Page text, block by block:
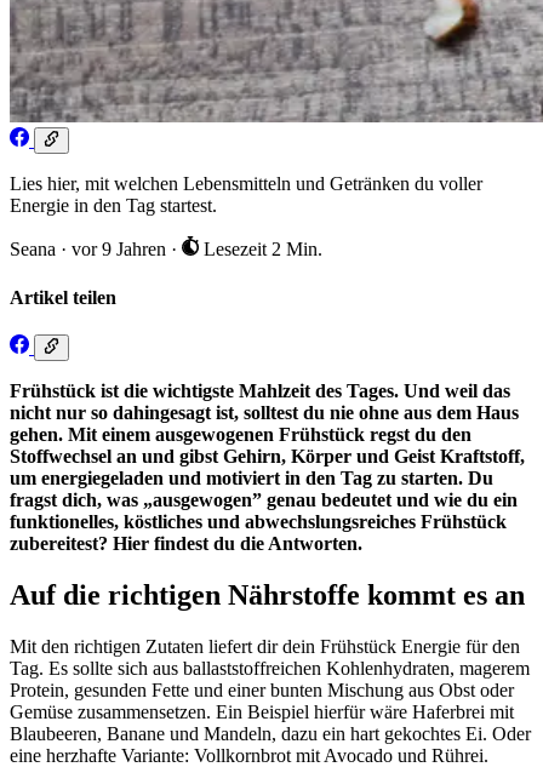
Lies hier, mit welchen Lebensmitteln und Getränken du voller
Energie in den Tag startest.
Seana · vor 9 Jahren · Lesezeit 2 Min.
Artikel teilen
Frühstück ist die wichtigste Mahlzeit des Tages. Und weil das
nicht nur so dahingesagt ist, solltest du nie ohne aus dem Haus
gehen. Mit einem ausgewogenen Frühstück regst du den
Stoffwechsel an und gibst Gehirn, Körper und Geist Kraftstoff,
um energiegeladen und motiviert in den Tag zu starten. Du
fragst dich, was „ausgewogen” genau bedeutet und wie du ein
funktionelles, köstliches und abwechslungsreiches Frühstück
zubereitest? Hier findest du die Antworten.
Auf die richtigen Nährstoffe kommt es an
Mit den richtigen Zutaten liefert dir dein Frühstück Energie für den
Tag. Es sollte sich aus ballaststoffreichen Kohlenhydraten, magerem
Protein, gesunden Fette und einer bunten Mischung aus Obst oder
Gemüse zusammensetzen. Ein Beispiel hierfür wäre Haferbrei mit
Blaubeeren, Banane und Mandeln, dazu ein hart gekochtes Ei. Oder
eine herzhafte Variante: Vollkornbrot mit Avocado und Rührei.